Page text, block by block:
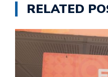
RELATED